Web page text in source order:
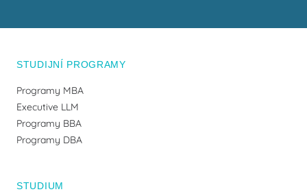
STUDIJNÍ PROGRAMY
Programy MBA
Executive LLM
Programy BBA
Programy DBA
STUDIUM